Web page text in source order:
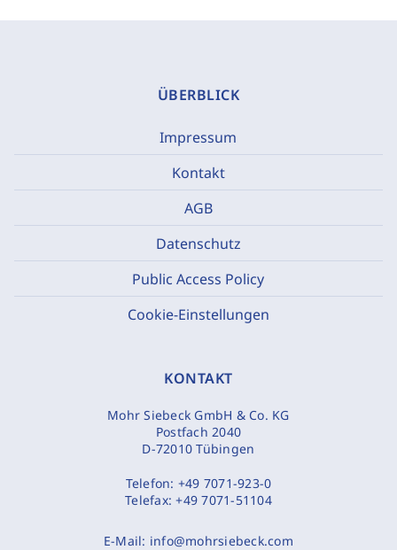
ÜBERBLICK
Impressum
Kontakt
AGB
Datenschutz
Public Access Policy
Cookie-Einstellungen
KONTAKT
Mohr Siebeck GmbH & Co. KG
Postfach 2040
D-72010 Tübingen
Telefon: +49 7071-923-0
Telefax:+49 7071-51104
E-Mail: info@mohrsiebeck.com